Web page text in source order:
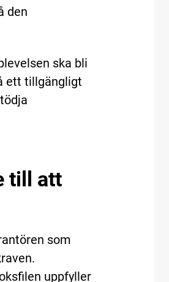
den
ska bli
ett tillgängligt
till att
som
uppfyller